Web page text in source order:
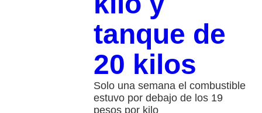
tanque de
20 kilos
Solo una semana el combustible
estuvo por debajo de los 19
pesos por kilo